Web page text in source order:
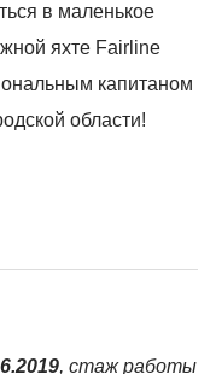
в маленькое
яхте Fairline
капитаном
области!
, стаж работы